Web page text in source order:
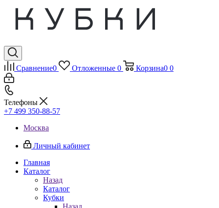
Сравнение0 Отложенные 0 Корзина0 0
Телефоны
+7 499 350-88-57
Москва
Личный кабинет
Главная
Каталог
Назад
Каталог
Кубки
Назад